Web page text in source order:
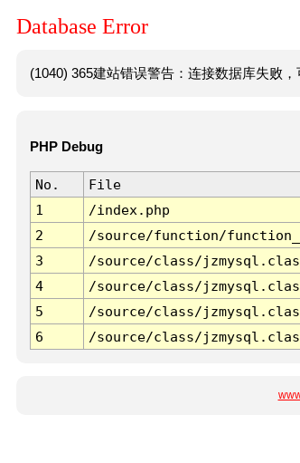
Database Error
(1040) 365建站错误警告：连接数据库失败
PHP Debug
No. File
1
/index.php
2
/source/function/
3
/source/class/
4
/source/class/
5
/source/class/
6
/source/class/